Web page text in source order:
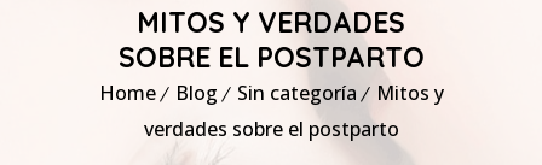
MITOS Y VERDADES
SOBRE EL POSTPARTO
Home Blog Sin categoría
Mitos y
verdades sobre el postparto